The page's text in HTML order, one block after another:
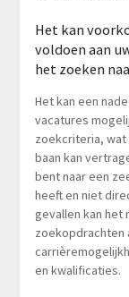
Het kan
voldoen aan
het zoeken
Het kan een
vacatures
zoekcriteria,
baan kan
bent naar een
heeft en niet
gevallen kan het
zoekopdrachten
en kwalificaties.